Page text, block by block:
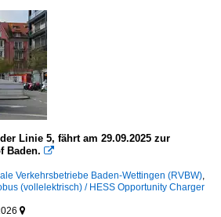
Linie 5, fährt am 29.09.2025 zur
Baden. 
Verkehrsbetriebe Baden-Wettingen (RVBW),
(vollelektrisch) / HESS Opportunity Charger
